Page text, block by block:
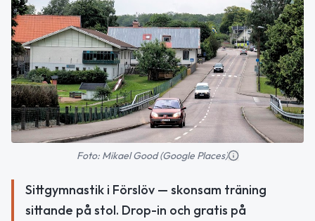
Foto: Mikael Good (Google Places)
Sittgymnastik i Förslöv — skonsam träning
sittande på stol. Drop-in och gratis på